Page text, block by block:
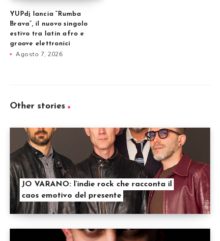
YUPdj lancia “Rumba
Brava”, il nuovo singolo
estivo tra latin afro e
groove elettronici
Agosto 7, 2026
Other stories
JO VARANO: l’indie rock che racconta il
caos emotivo del presente